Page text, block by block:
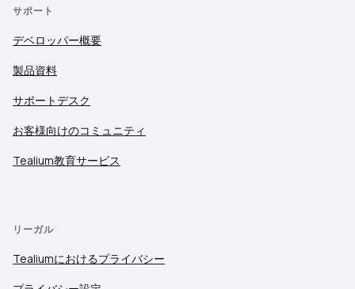
サポート
デベロッパー概要
製品資料
サポートデスク
お客様向けのコミュニティ
Tealium教育サービス
リーガル
Tealiumにおけるプライバシー